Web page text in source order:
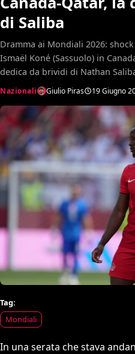
di Saliba
Dramma ai Mondiali 2026:
Ismaël Koné (Sassuolo) in
dedica da brividi di Nathan
Nazionali Giulio Piras 19 Giugno
Tag:
Mondiali
In una serata che stava